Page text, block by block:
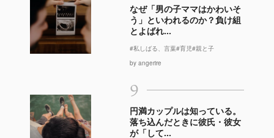
なぜ「男の子ママはかわいそ
う」といわれるのか？負け組
とよばれ...
#私しばる、言葉#育児#親と子
by angerire
9
円満カップルは知っている。
落ち込んだときに彼氏・彼女
が「して...